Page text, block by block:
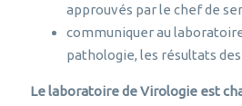
approuvés par le chef de
communiquer au
pathologie, les résultats
Le laboratoire de Virologie est